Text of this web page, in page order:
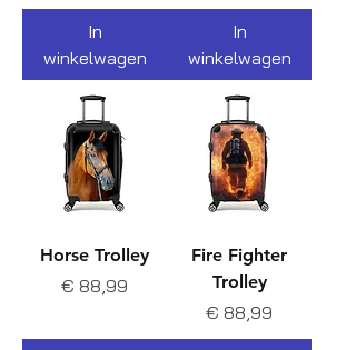
In
winkelwagen
In
winkelwagen
Horse Trolley
Prijs
€ 88,99
Fire Fighter
Trolley
Prijs
€ 88,99